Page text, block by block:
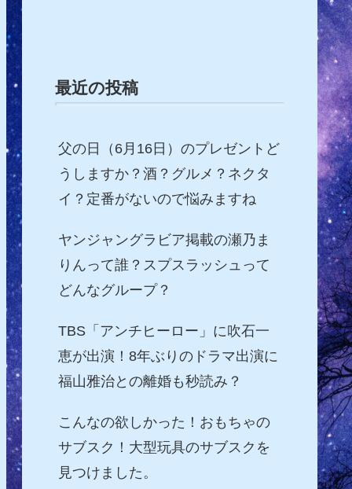
最近の投稿
父の日（6月16日）のプレゼントど
うしますか？酒？グルメ？ネクタ
イ？定番がないので悩みますね
ヤンジャングラビア掲載の瀬乃ま
りんって誰？スプスラッシュって
どんなグループ？
TBS「アンチヒーロー」に吹石一
恵が出演！8年ぶりのドラマ出演に
福山雅治との離婚も秒読み？
こんなの欲しかった！おもちゃの
サブスク！大型玩具のサブスクを
見つけました。